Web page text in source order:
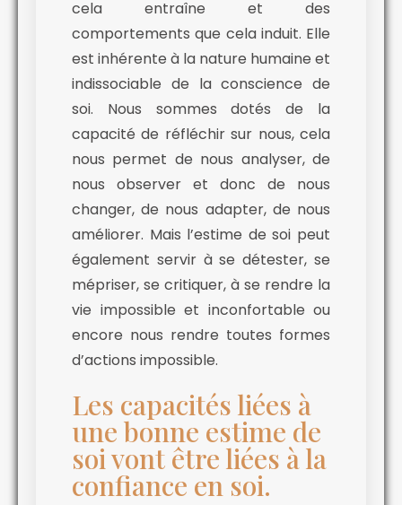
cela entraîne et des
comportements que cela induit. Elle
est inhérente à la nature humaine et
indissociable de la conscience de
soi. Nous sommes dotés de la
capacité de réfléchir sur nous, cela
nous permet de nous analyser, de
nous observer et donc de nous
changer, de nous adapter, de nous
améliorer. Mais l’estime de soi peut
également servir à se détester, se
mépriser, se critiquer, à se rendre la
vie impossible et inconfortable ou
encore nous rendre toutes formes
d’actions impossible.
Les capacités liées à
une bonne estime de
soi vont être liées à la
confiance en soi.